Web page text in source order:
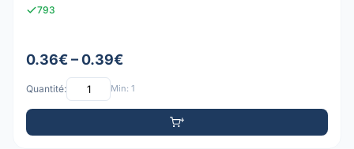
793
0.36€ – 0.39€
Quantité: Min: 1